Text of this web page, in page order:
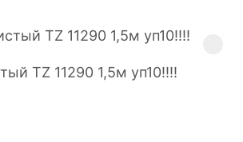
TZ 11290 1,5м уп10!!!!